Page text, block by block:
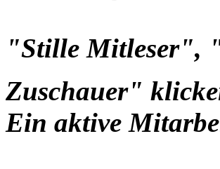
"Stille Mitleser",
Zuschauer"
Ein aktive